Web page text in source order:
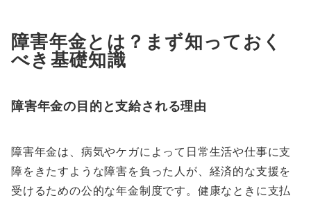
障害年金とは？まず知っておく
べき基礎知識
障害年金の目的と支給される理由
障害年金は、病気やケガによって日常生活や仕事に支
障をきたすような障害を負った人が、経済的な支援を
受けるための公的な年金制度です。健康なときに支払